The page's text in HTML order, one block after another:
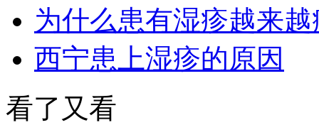
为什么患有湿疹越来越
西宁患上湿疹的原因
看了又看